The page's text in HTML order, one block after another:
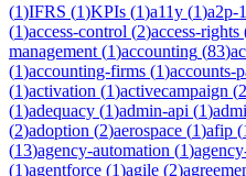
(1)IFRS (1)KPIs (1)a11y (1)a2p-
(1)access-control (2)access-rights
management (1)accounting (83)
(1)accounting-firms (1)accounts-
(1)activation (1)activecampaign (2
(1)adequacy (1)admin-api (1)
(2)adoption (2)aerospace (1)afip (
(13)agency-automation (1)
(1)agentforce (1)agile (2)